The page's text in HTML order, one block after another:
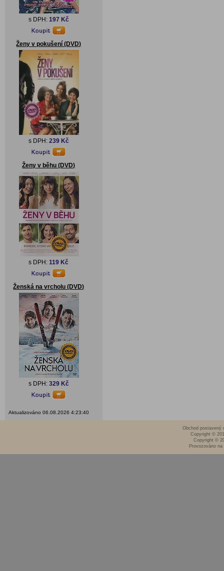
s DPH: 197 Kč
Ženy v pokušení (DVD)
s DPH: 239 Kč
Ženy v běhu (DVD)
s DPH:119 Kč
Ženská na vrcholu (DVD)
s DPH: 329 Kč
Aktualizováno 06.08.2026 4:23:40
Obchod postavený
Copyright ©
Copyright ©
Provozováno